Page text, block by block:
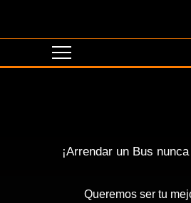
¡Arrendar un Bus
Queremos ser tu